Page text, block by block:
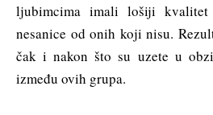
ljubimcima imali lošiji
nesanice od onih koji nisu.
čak i nakon što su uzete u
između ovih grupa.